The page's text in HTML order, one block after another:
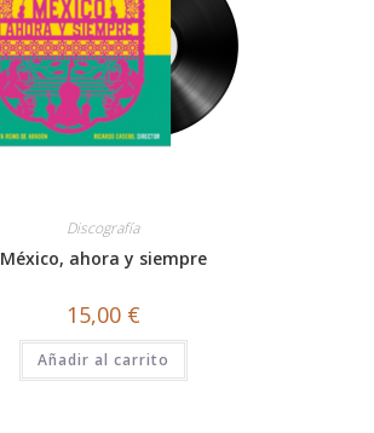
Discografía
México, ahora y siempre
15,00 €
Añadir al carrito